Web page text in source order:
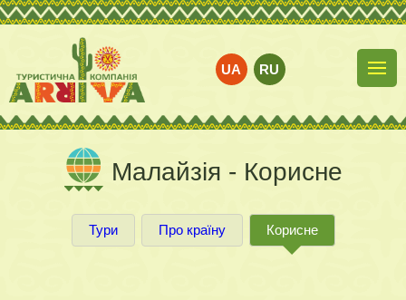
UA RU
Малайзія - Корисне
Тури Про країну Корисне